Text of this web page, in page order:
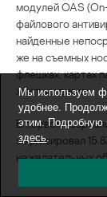
модулей OAS
файлового
найденные
же на съемных
флешках, картах
жестких дисках.
В первом
зафиксировал 15
нежелательных
Мы используем
удобнее.
этим. Подробную
здесь.